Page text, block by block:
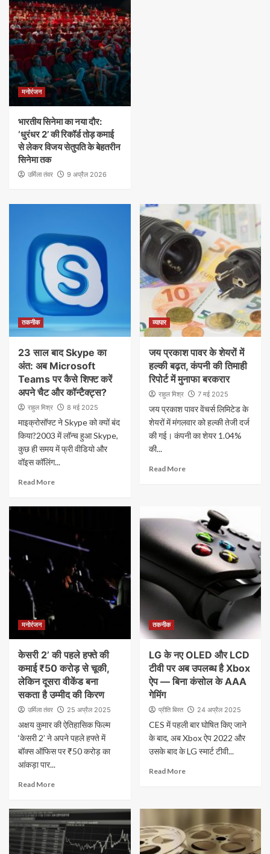
मनोरंजन
भारतीय सिनेमा का नया दौर:
‘धुरंधर 2’ की रिकॉर्ड तोड़ कमाई
से लेकर विजय सेतुपति के बेहतरीन
सिनेमा तक
उर्मिला तंवर 9 अप्रैल 2026
तकनीक
23 साल बाद Skype का
अंत: अब Microsoft
Teams पर कैसे शिफ्ट करें
अपने चैट और कॉन्टैक्ट्स?
राहुल मिश्र 8 मई 2025
माइक्रोसॉफ्ट ने Skype को क्यों बंद
किया?2003 में लॉन्च हुआ Skype,
कुछ ही समय में फ्री वीडियो और
वॉइस कॉलिंग...
Read More
व्यापार
जय प्रकाश पावर के शेयरों में
हल्की बढ़त, कंपनी की तिमाही
रिपोर्ट में मुनाफा बरकरार
राहुल मिश्र 7 मई 2025
जय प्रकाश पावर वेंचर्स लिमिटेड के
शेयरों में मंगलवार को हल्की तेजी दर्ज
की गई। कंपनी का शेयर 1.04%
की...
Read More
मनोरंजन
केसरी 2’ की पहले हफ्ते की
कमाई ₹50 करोड़ से चूकी,
लेकिन दूसरा वीकेंड बना
सकता है उम्मीद की किरण
उर्मिला तंवर 25 अप्रैल 2025
अक्षय कुमार की ऐतिहासिक फिल्म
‘केसरी 2’ ने अपने पहले हफ्ते में
बॉक्स ऑफिस पर ₹50 करोड़ का
आंकड़ा पार...
Read More
तकनीक
LG के नए OLED और LCD
टीवी पर अब उपलब्ध है Xbox
ऐप — बिना कंसोल के AAA
गेमिंग
प्रीति बिस्त 24 अप्रैल 2025
CES में पहली बार घोषित किए जाने
के बाद, अब Xbox ऐप 2022 और
उसके बाद के LG स्मार्ट टीवी...
Read More